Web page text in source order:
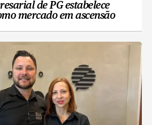
de PG estabelece
mercado em ascensão